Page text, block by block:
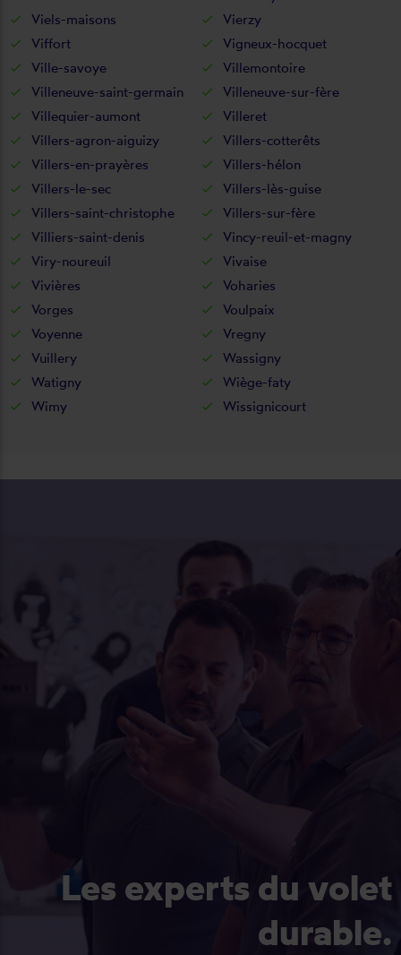
Viels-maisons
Vierzy
Viffort
Vigneux-hocquet
Ville-savoye
Villemontoire
Villeneuve-saint-germain
Villeneuve-sur-fère
Villequier-aumont
Villeret
Villers-agron-aiguizy
Villers-cotterêts
Villers-en-prayères
Villers-hélon
Villers-le-sec
Villers-lès-guise
Villers-saint-christophe
Villers-sur-fère
Villiers-saint-denis
Vincy-reuil-et-magny
Viry-noureuil
Vivaise
Vivières
Voharies
Vorges
Voulpaix
Voyenne
Vregny
Vuillery
Wassigny
Watigny
Wiège-faty
Wimy
Wissignicourt
Les experts du volet
durable.